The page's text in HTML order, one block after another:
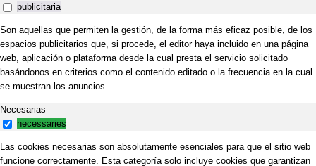
publicitaria
Son aquellas que permiten la gestión, de la forma más eficaz posible, de los
espacios publicitarios que, si procede, el editor haya incluido en una página
web, aplicación o plataforma desde la cual presta el servicio solicitado
basándonos en criterios como el contenido editado o la frecuencia en la cual
se muestran los anuncios.
Necesarias
necessaries
Las cookies necesarias son absolutamente esenciales para que el sitio web
funcione correctamente. Esta categoría solo incluye cookies que garantizan